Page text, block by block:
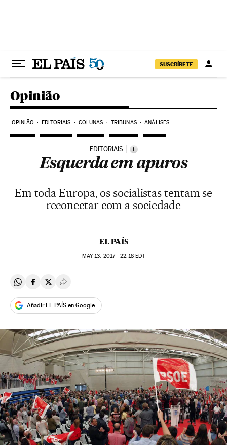
SUSCRÍBETE
Opinião
OPINIÃO EDITORIAIS COLUNAS TRIBUNAS ANÁLISES
EDITORIAIS i
Esquerda em apuros
Em toda Europa, os socialistas tentam se
reconectar com a sociedade
EL PAÍS
MAY13, 2017 - 22:18EDT
Compartir en Whatsapp
Compartir en Facebook
Compartir en Twitter
Desplegar Redes Sociales
Añadir EL PAÍS en Google